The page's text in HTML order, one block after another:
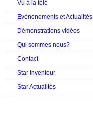
Vu à la télé
Evènenements et Actualités
Démonstrations vidéos
Qui sommes nous?
Contact
Star Inventeur
Star Actualités